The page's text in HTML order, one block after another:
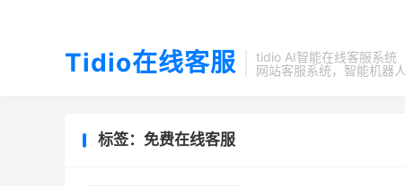
Tidio在线客服
tidio AI智能在线客服系统
网站客服系统，智能机器人
标签：免费在线客服